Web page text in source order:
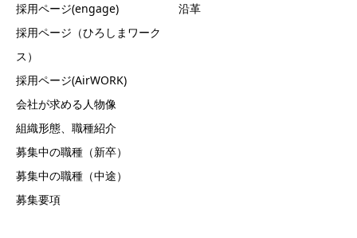
採用ページ(engage)
採用ページ（ひろしまワーク
ス）
採用ページ(AirWORK)
会社が求める人物像
組織形態、職種紹介
募集中の職種（新卒）
募集中の職種（中途）
募集要項
沿革